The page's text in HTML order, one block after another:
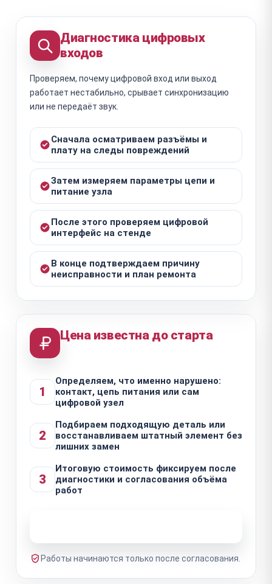
Диагностика цифровых
входов
Проверяем, почему цифровой вход или выход
работает нестабильно, срывает синхронизацию
или не передаёт звук.
Сначала осматриваем разъёмы и
плату на следы повреждений
Затем измеряем параметры цепи и
питание узла
После этого проверяем цифровой
интерфейс на стенде
В конце подтверждаем причину
неисправности и план ремонта
Цена известна до старта
1
Определяем, что именно нарушено:
контакт, цепь питания или сам
цифровой узел
2
Подбираем подходящую деталь или
восстанавливаем штатный элемент без
лишних замен
3
Итоговую стоимость фиксируем после
диагностики и согласования объёма
работ
Работы начинаются только после согласования.